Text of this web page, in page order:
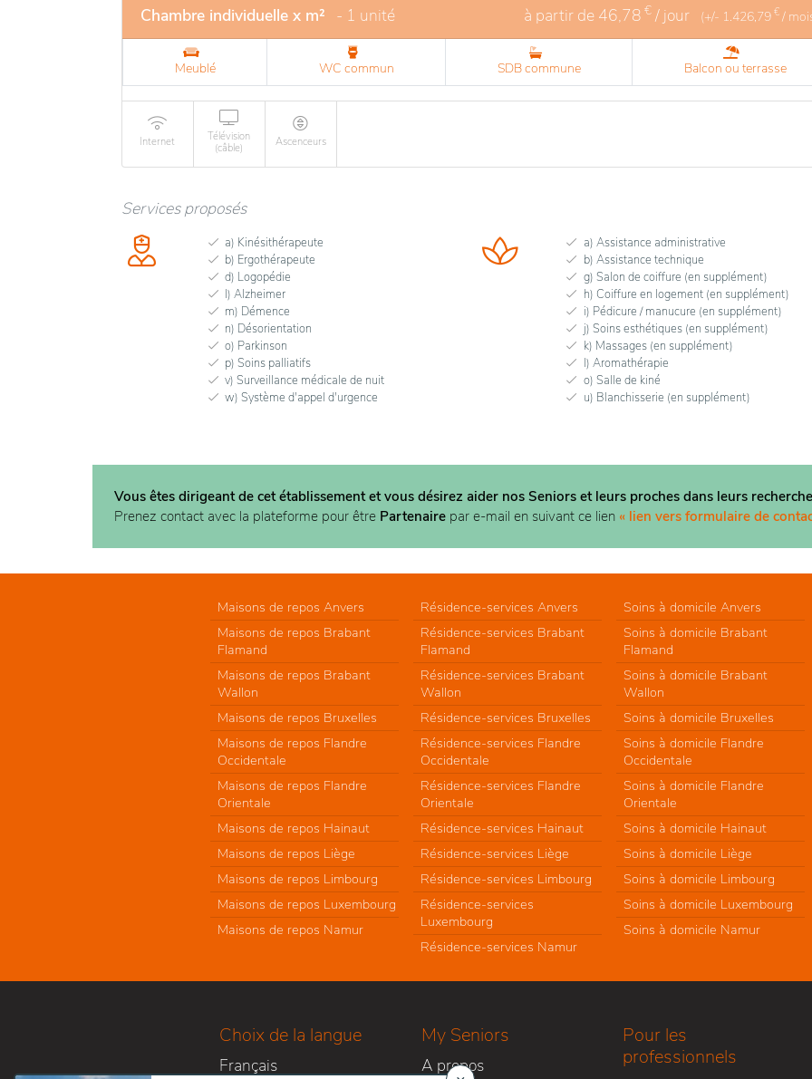
Chambre individuelle x m² - 1 unité à partir de 46,78 € / jour (+/- 1.426,79 € /
Meublé WC commun SDB commune Balcon ou terrasse
Internet
Télévision
(câble)
Ascenceurs
Services proposés
a) Kinésithérapeute
b) Ergothérapeute
d) Logopédie
l) Alzheimer
m) Démence
n) Désorientation
o) Parkinson
p) Soins palliatifs
v) Surveillance médicale de nuit
w) Système d'appel d'urgence
a) Assistance administrative
b) Assistance technique
g) Salon de coiffure (en supplément)
h) Coiffure en logement (en supplément)
i) Pédicure / manucure (en supplément)
j) Soins esthétiques (en supplément)
k) Massages (en supplément)
l) Aromathérapie
o) Salle de kiné
u) Blanchisserie (en supplément)
Vous êtes dirigeant de cet établissement et vous désirez aider nos Seniors et leurs proches dans leurs
Prenez contact avec la plateforme pour être Partenaire par e-mail en suivant ce lien « lien vers formulaire de
Maisons de repos Anvers
Maisons de repos Brabant
Flamand
Maisons de repos Brabant
Wallon
Maisons de repos Bruxelles
Maisons de repos Flandre
Occidentale
Maisons de repos Flandre
Orientale
Maisons de repos Hainaut
Maisons de repos Liège
Maisons de repos Limbourg
Maisons de repos Luxembourg
Maisons de repos Namur
Résidence-services Anvers
Résidence-services Brabant
Flamand
Résidence-services Brabant
Wallon
Résidence-services Bruxelles
Résidence-services Flandre
Occidentale
Résidence-services Flandre
Orientale
Résidence-services Hainaut
Résidence-services Liège
Résidence-services Limbourg
Résidence-services
Luxembourg
Résidence-services Namur
Soins à domicile Anvers
Soins à domicile Brabant
Flamand
Soins à domicile Brabant
Wallon
Soins à domicile Bruxelles
Soins à domicile Flandre
Occidentale
Soins à domicile Flandre
Orientale
Soins à domicile Hainaut
Soins à domicile Liège
Soins à domicile Limbourg
Soins à domicile Luxembourg
Soins à domicile Namur
Choix de la langue
Français
My Seniors
A propos
Pour les
professionnels